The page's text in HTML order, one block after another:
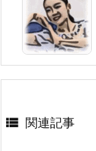
 関連記事